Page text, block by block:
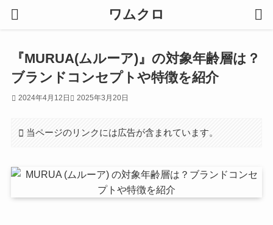
ワムクロ
『MURUA(ムルーア)』の対象年齢層は？
ブランドコンセプトや特徴を紹介
2024年4月12日 2025年3月20日
当ページのリンクには広告が含まれています。